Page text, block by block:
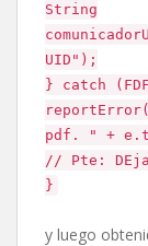
String
UID");
} catch
pdf. " +
// Pte:
}
y luego